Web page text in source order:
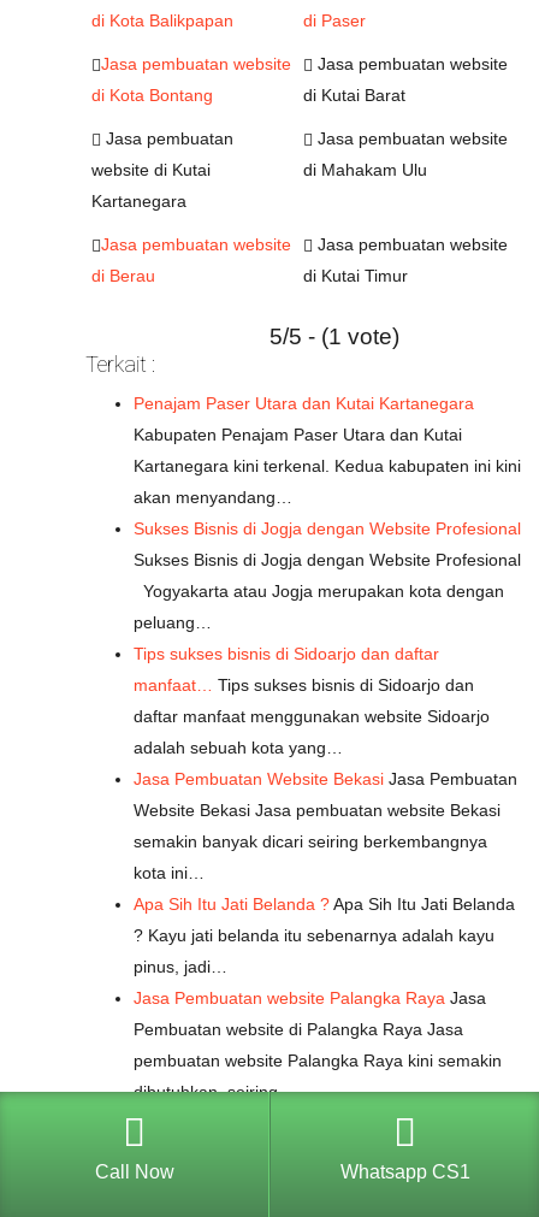
di Kota Balikpapan
di Paser
Jasa pembuatan website
di Kota Bontang
Jasa pembuatan website
di Kutai Barat
Jasa pembuatan
website di Kutai
Kartanegara
Jasa pembuatan website
di Mahakam Ulu
Jasa pembuatan website
di Berau
Jasa pembuatan website
di Kutai Timur
5/5 - (1 vote)
Terkait :
Penajam Paser Utara dan Kutai Kartanegara
Kabupaten Penajam Paser Utara dan Kutai
Kartanegara kini terkenal. Kedua kabupaten ini kini
akan menyandang…
Sukses Bisnis di Jogja dengan Website Profesional
Sukses Bisnis di Jogja dengan Website Profesional
Yogyakarta atau Jogja merupakan kota dengan
peluang…
Tips sukses bisnis di Sidoarjo dan daftar
manfaat…
Tips sukses bisnis di Sidoarjo dan
daftar manfaat menggunakan website Sidoarjo
adalah sebuah kota yang…
Jasa Pembuatan Website Bekasi Jasa Pembuatan
Website Bekasi Jasa pembuatan website Bekasi
semakin banyak dicari seiring berkembangnya
kota ini…
Apa Sih Itu Jati Belanda ?Apa Sih Itu Jati Belanda
? Kayu jati belanda itu sebenarnya adalah kayu
pinus, jadi…
Jasa Pembuatan website Palangka Raya Jasa
Pembuatan website di Palangka Raya Jasa
pembuatan website Palangka Raya kini semakin
dibutuhkan, seiring…
Jasa Pembuatan Website Mamuju
Jasa
website Mamuju menjadi solusi bagi banyak
Call Now Whatsapp CS1